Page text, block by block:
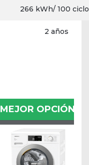
266 kWh/ 100
2 años
MEJOR OPCIÓN